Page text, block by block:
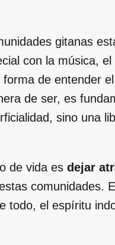
gitanas
con la música,
de entender
de ser, es
sino una
de vida es dejar
comunidades.
todo, el espíritu